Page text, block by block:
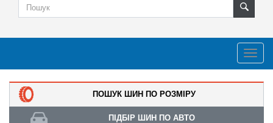
ПОШУК ШИН ПО РОЗМІРУ
ПІДБІР ШИН ПО АВТО